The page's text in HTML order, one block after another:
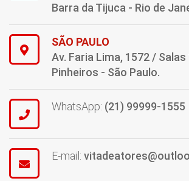
Barra da Tijuca - Rio de
SÃO PAULO
Av. Faria Lima, 1572 / Salas
Pinheiros - São Paulo.
WhatsApp: (21) 99999-1555
E-mail: